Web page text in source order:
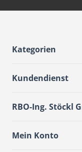
Kategorien
Kundendienst
RBO-Ing. Stöckl
Mein Konto